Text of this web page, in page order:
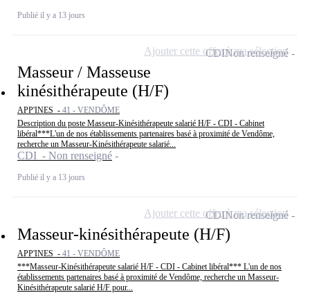
Publié il y a 13 jours
Masseur / Masseuse
kinésithérapeute (H/F)
APP'INES - 41 - VENDÔME
Description du poste Masseur-Kinésithérapeute salarié H/F - CDI - Cabinet
libéral***L'un de nos établissements partenaires basé à proximité de Vendôme,
recherche un Masseur-Kinésithérapeute salarié...
CDI - Non renseigné
Publié il y a 13 jours
CDINon renseigné
Ajouter cette offre à ma sélection
Masseur-kinésithérapeute (H/F)
APP'INES - 41 - VENDÔME
***Masseur-Kinésithérapeute salarié H/F - CDI - Cabinet libéral*** L'un de nos
établissements partenaires basé à proximité de Vendôme, recherche un Masseur-
Kinésithérapeute salarié H/F pour...
CDINon renseigné
Ajouter cette offre à ma sélection